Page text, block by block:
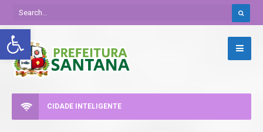
Abrir a barra de ferramentas
CIDADE INTELIGENTE